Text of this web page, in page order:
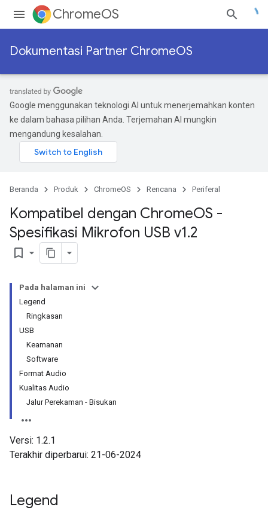
ChromeOS
Dokumentasi Partner ChromeOS
Google menggunakan teknologi AI untuk menerjemahkan konten
ke dalam bahasa pilihan Anda. Terjemahan AI mungkin
mengandung kesalahan.
Beranda Produk ChromeOS Rencana Periferal
Kompatibel dengan ChromeOS -
Spesifikasi Mikrofon USB v1.2
bookmark_border
Pada halaman ini
Legend
Ringkasan
USB
Keamanan
Software
Format Audio
Kualitas Audio
Jalur Perekaman - Bisukan
Versi: 1.2.1
Terakhir diperbarui: 21-06-2024
Legend